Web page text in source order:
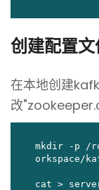
创建配置
在本地创建
改
mkdir -p /
orkspace/
cat >